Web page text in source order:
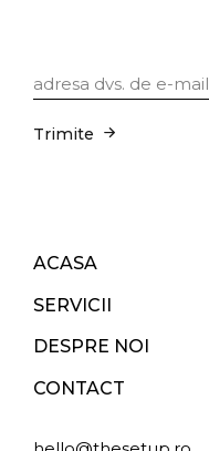
Trimite
ACASA
SERVICII
DESPRE NOI
CONTACT